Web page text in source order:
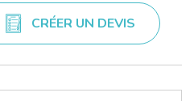
CRÉER UN DEVIS